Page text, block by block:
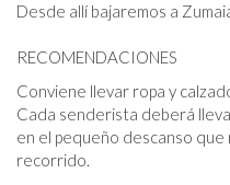
Desde allí bajaremos a
RECOMENDACIONES
Conviene llevar ropa y
Cada senderista deberá
en el pequeño descanso
recorrido.